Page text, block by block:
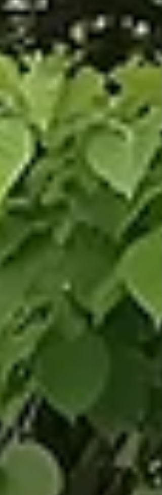
学生命工学科 高専サイエンスハーモニー ８５票
位 １０－１．旭川農業高校 森林資源循環班 木
触れよう！木に学ぼう！６０票 【2日目いいね！札
1位 １３－５．旭川北高 「いったん一口食べてみ
ない？」９５票 2位 ４３．株式会社オノデラ